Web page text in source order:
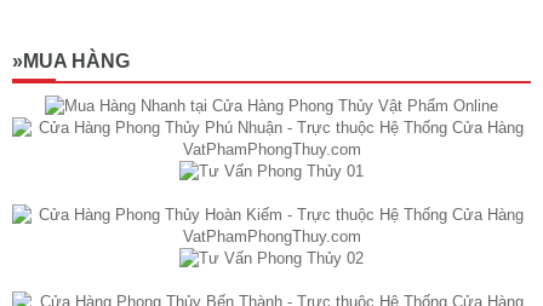
»MUA HÀNG